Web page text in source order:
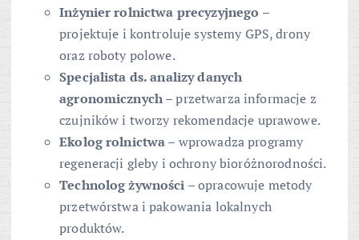
Inżynier rolnictwa precyzyjnego –
projektuje i kontroluje systemy GPS, drony
oraz roboty polowe.
Specjalista ds. analizy danych
agronomicznych– przetwarza informacje z
czujników i tworzy rekomendacje uprawowe.
Ekolog rolnictwa– wprowadza programy
regeneracji gleby i ochrony bioróżnorodności.
Technolog żywności – opracowuje metody
przetwórstwa i pakowania lokalnych
produktów.